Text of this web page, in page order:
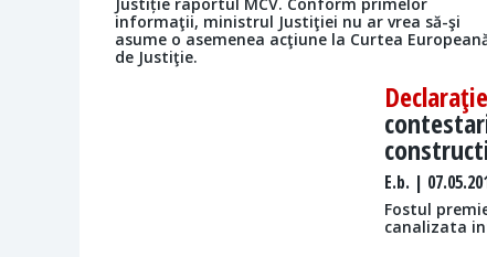
informaţii, ministrul Justiţiei nu ar vrea să-şi
asume o asemenea acţiune la Curtea
de Justiţie.
E.b. |
Fostul
canalizata